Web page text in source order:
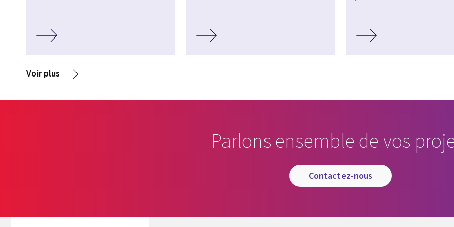
Voir plus
Parlons ensemble de vos
contactez-nous